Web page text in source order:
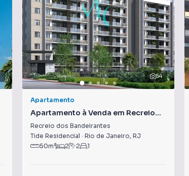
54
Apartamento
Apartamento à Venda em Recreio
dos Bandeirantes
Recreio dos Bandeirantes
Tide Residencial · Rio de Janeiro, RJ
50m² 2 2 1